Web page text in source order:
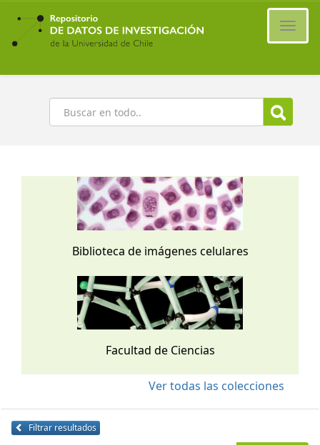
Ir
contenido
principal
Buscar
Biblioteca de imágenes celulares
Facultad de Ciencias
Ver todas las colecciones
Filtrar resultados